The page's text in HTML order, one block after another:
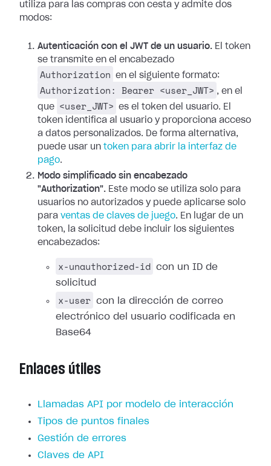
utiliza para las compras con cesta y admite dos
modos:
Autenticación con el JWT de un usuario. El token
se transmite en el encabezado
Authorization en el siguiente formato:
Authorization: Bearer <user_JWT> , en el
que
<user_JWT>
es el token del usuario. El
token identifica al usuario y proporciona acceso
a datos personalizados. De forma alternativa,
puede usar un token para abrir la interfaz de
pago.
Modo simplificado sin encabezado
"Authorization". Este modo se utiliza solo para
usuarios no autorizados y puede aplicarse solo
para ventas de claves de juego. En lugar de un
token, la solicitud debe incluir los siguientes
encabezados:
x-unauthorized-id con un ID de
solicitud
x-user con la dirección de correo
electrónico del usuario codificada en
Base64
Enlaces útiles
Llamadas API por modelo de interacción
Tipos de puntos finales
Gestión de errores
Claves de API